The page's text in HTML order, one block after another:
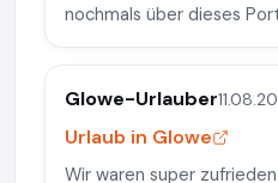
nochmals über dieses
Glowe-Urlauber
Urlaub in Glowe
Wir waren super